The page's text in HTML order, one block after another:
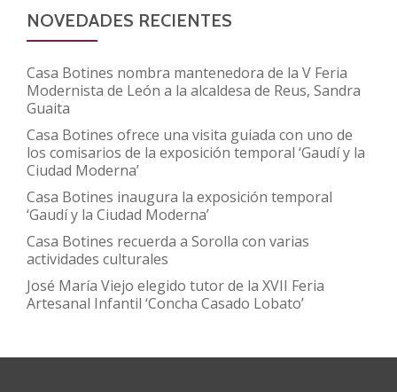
NOVEDADES RECIENTES
Casa Botines nombra mantenedora de la V Feria
Modernista de León a la alcaldesa de Reus, Sandra
Guaita
Casa Botines ofrece una visita guiada con uno de
los comisarios de la exposición temporal ‘Gaudí y la
Ciudad Moderna’
Casa Botines inaugura la exposición temporal
‘Gaudí y la Ciudad Moderna’
Casa Botines recuerda a Sorolla con varias
actividades culturales
José María Viejo elegido tutor de la XVII Feria
Artesanal Infantil ‘Concha Casado Lobato’